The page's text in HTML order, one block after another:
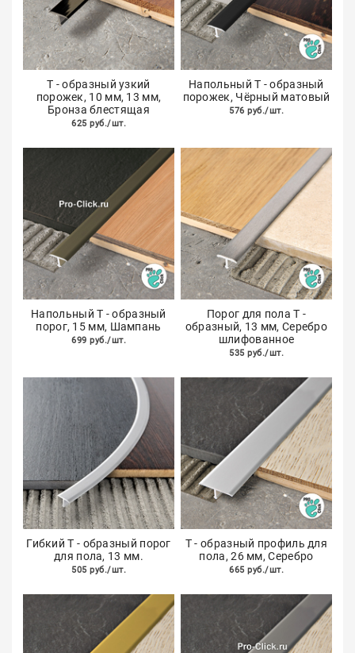
Т - образный узкий
порожек, 10 мм, 13 мм,
Бронза блестящая
625 руб./шт.
Напольный Т - образный
порожек, Чёрный матовый
576 руб./шт.
Напольный Т - образный
порог, 15 мм, Шампань
699 руб./шт.
Порог для пола Т -
образный, 13 мм, Серебро
шлифованное
535 руб./шт.
Гибкий Т - образный порог
для пола, 13 мм.
505 руб./шт.
Т - образный профиль для
пола, 26 мм, Серебро
665 руб./шт.